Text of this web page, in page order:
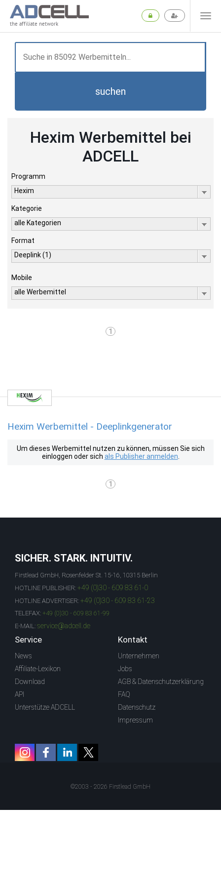
the affiliate network
suchen
Hexim Werbemittel bei
ADCELL
Programm
Hexim
Kategorie
alle Kategorien
Format
Deeplink (1)
Mobile
alle Werbemittel
1
Hexim Werbemittel - Deeplinkgenerator
Um dieses Werbemittel nutzen zu können, müssen Sie sich
einloggen oder sich als Publisher anmelden
1
SICHER. STARK. INTUITIV.
Firstlead GmbH, Rosenfelder St. 15-16, 10315 Berlin
HOTLINE PUBLISHER: +49 (0)30 - 609 83 61-0
HOTLINE ADVERTISER: +49 (0)30 - 609 83 61-23
TELEFAX: +49 (0)30 - 609 83 61-99
E-MAIL: service@adcell.de
Service
News
Affiliate-Lexikon
Download
API
Unterstütze ADCELL
Kontakt
Unternehmen
Jobs
AGB & Datenschutzerklärung
FAQ
Datenschutz
Impressum
©2003 - 2026 Firstlead GmbH